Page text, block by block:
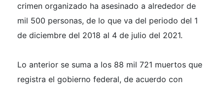
crimen organizado ha asesinado a alrededor de
mil 500 personas, de lo que va del periodo del 1
de diciembre del 2018 al 4 de julio del 2021.
Lo anterior se suma a los 88 mil 721 muertos que
registra el gobierno federal, de acuerdo con